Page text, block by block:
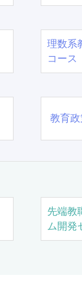
理数系
コース
教育
先端教
ム開発